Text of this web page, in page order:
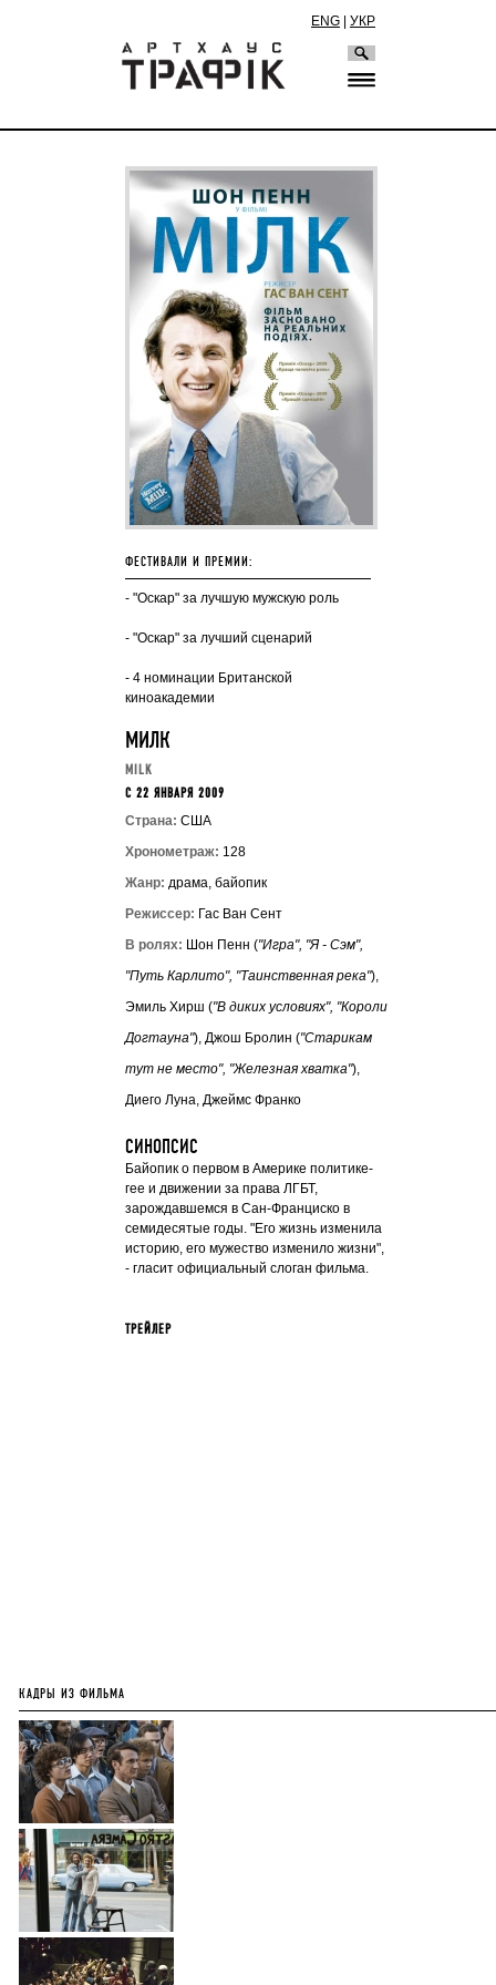
ENG УКР
ФЕСТИВАЛИ И ПРЕМИИ:
- "Оскар" за лучшую мужскую роль
- "Оскар" за лучший сценарий
- 4 номинации Британской
киноакадемии
МИЛК
MILK
C 22 ЯНВАРЯ 2009
Страна: США
Хронометраж: 128
Жанр: драма, байопик
Режиссер: Гас Ван Сент
В ролях: Шон Пенн ("Игра", "Я - Сэм",
"Путь Карлито", "Таинственная река"),
Эмиль Хирш ("В диких условиях", "Короли
Догтауна"), Джош Бролин ("Старикам
тут не место", "Железная хватка"),
Диего Луна, Джеймс Франко
СИНОПСИС
Байопик о первом в Америке политике-
гее и движении за права ЛГБТ,
зарождавшемся в Сан-Франциско в
семидесятые годы. "Его жизнь изменила
историю, его мужество изменило жизни",
- гласит официальный слоган фильма.
ТРЕЙЛЕР
КАДРЫ ИЗ ФИЛЬМА